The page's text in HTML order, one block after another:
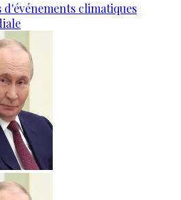
climatiques